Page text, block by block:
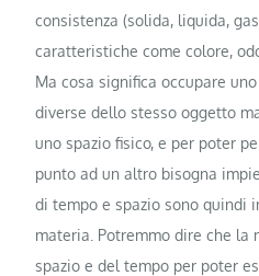
consistenza (solida, liquida,
caratteristiche come colore,
Ma cosa significa occupare
diverse dello stesso oggetto
uno spazio fisico, e per poter
punto ad un altro bisogna
di tempo e spazio sono quindi
materia. Potremmo dire che la
spazio e del tempo per poter